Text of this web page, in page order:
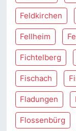
Feldkirchen
Fellheim
Fichtelberg
Fischach
Fladungen
Flossenbürg